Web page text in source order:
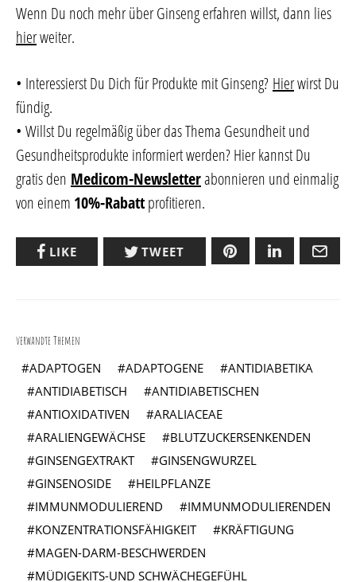
Wenn Du noch mehr über Ginseng erfahren willst, dann lies
hierweiter.
• Interessierst Du Dich für Produkte mit Ginseng? Hierwirst Du
fündig.
• Willst Du regelmäßig über das Thema Gesundheit und
Gesundheitsprodukte informiert werden? Hier kannst Du
gratis den Medicom-Newsletterabonnieren und einmalig
von einem 10%-Rabattprofitieren.
LIKE TWEET
verwandte Themen
ADAPTOGEN ADAPTOGENE
ANTIDIABETIKA
ANTIDIABETISCH
ANTIDIABETISCHEN
ANTIOXIDATIVEN
ARALIACEAE
ARALIENGEWÄCHSE
BLUTZUCKERSENKENDEN
GINSENGEXTRAKT
GINSENGWURZEL
GINSENOSIDE
HEILPFLANZE
IMMUNMODULIEREND
IMMUNMODULIERENDEN
KONZENTRATIONSFÄHIGKEIT
KRÄFTIGUNG
MAGEN-DARM-BESCHWERDEN
MÜDIGEKITS-UND SCHWÄCHEGEFÜHL